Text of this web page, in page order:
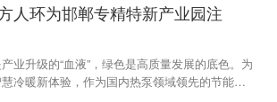
人环为邯郸专精特新产业园注
业升级的“血液”，绿色是高质量发展的底色。为
冷暖新体验，作为国内热泵领域领先的节能环